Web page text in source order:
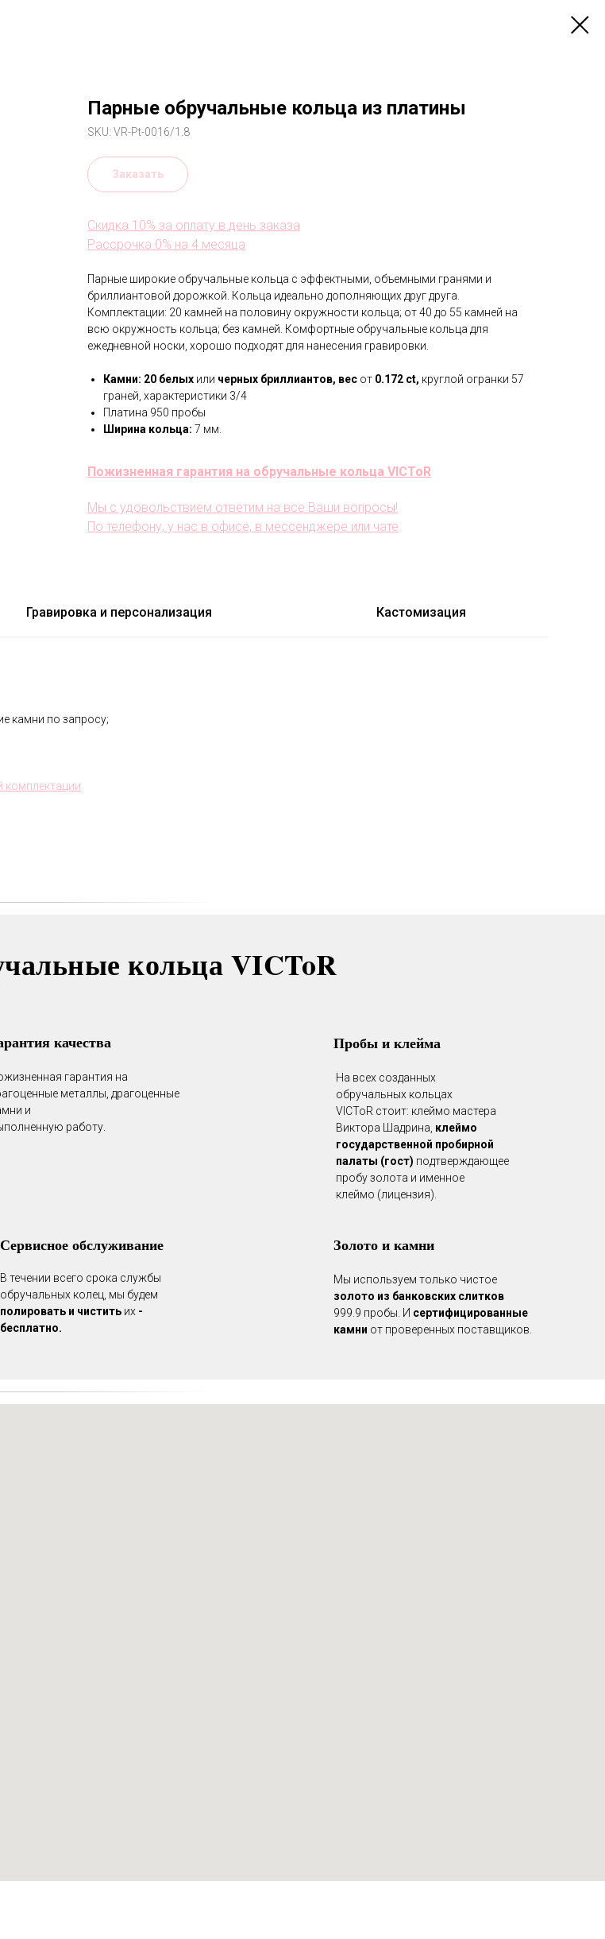
Парные обручальные кольца из платины
SKU: VR-Pt-0016/1.8
Заказать
Скидка 10% за оплату в день заказа
Рассрочка 0% на 4 месяца
Парные широкие обручальные кольца с эффектными, объемными гранями и
бриллиантовой дорожкой. Кольца идеально дополняющих друг друга.
Комплектации: 20 камней на половину окружности кольца; от 40 до 55 камней на
всю окружность кольца; без камней. Комфортные обручальные кольца для
ежедневной носки, хорошо подходят для нанесения гравировки.
Камни: 20 белых или черных бриллиантов, вес от 0.172 ct, круглой огранки 57
граней, характеристики 3/4
Платина 950 пробы
Ширина кольца: 7 мм.
Пожизненная гарантия на обручальные кольца VICToR
Мы с удовольствием ответим на все Ваши вопросы!
По телефону, у нас в офисе, в мессенджере или чате
Гравировка и персонализация Кастомизация
камни по запросу;
комплектации
Мы используем только чистое
золото из банковских слитков
999.9 пробы. И сертифицированные
камни от проверенных поставщиков.
Золото и камни
качества
гарантия на
металлы, драгоценные
и
работу.
Сервисное обслуживание
В течении всего срока службы
обручальных колец, мы будем
полировать и чистить их -
бесплатно.
Пробы и клейма
На всех созданных
обручальных кольцах
VICToR стоит: клеймо мастера
Виктора Шадрина, клеймо
государственной пробирной
палаты (гост) подтверждающее
пробу золота и именное
клеймо (лицензия).
кольца VICToR
Проверка закрепки камней,